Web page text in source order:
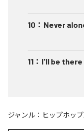
10 ： Never
11 ： I'll be
ジャンル： ヒップホッ